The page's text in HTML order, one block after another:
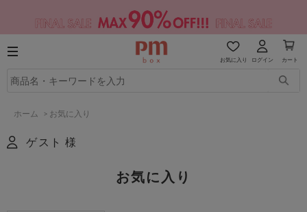
お気に入り ログイン カート
ホーム > お気に入り
ゲスト 様
お気に入り